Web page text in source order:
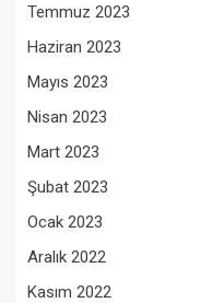
Temmuz 2023
Haziran 2023
Mayıs 2023
Nisan 2023
Mart 2023
Şubat 2023
Ocak 2023
Aralık 2022
Kasım 2022